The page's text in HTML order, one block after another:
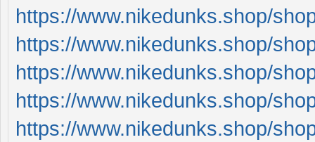
https://www.nikedunks.shop/
https://www.nikedunks.shop/
https://www.nikedunks.shop/
https://www.nikedunks.shop/
https://www.nikedunks.shop/